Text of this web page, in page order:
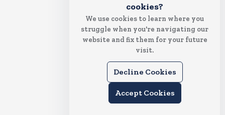
cookies?
We use cookies to learn where you
struggle when you're navigating our
website and fix them for your future
visit.
Decline Cookies
Accept Cookies